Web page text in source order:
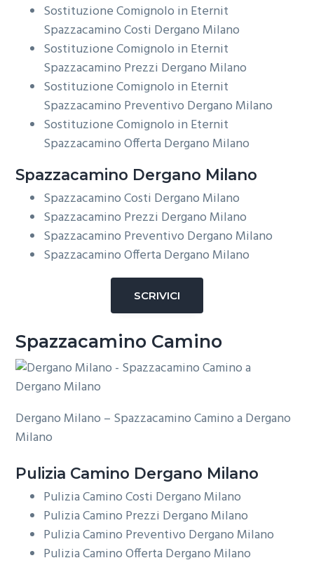
Sostituzione Comignolo in Eternit
Spazzacamino Costi Dergano Milano
Sostituzione Comignolo in Eternit
Spazzacamino Prezzi Dergano Milano
Sostituzione Comignolo in Eternit
Spazzacamino Preventivo Dergano Milano
Sostituzione Comignolo in Eternit
Spazzacamino Offerta Dergano Milano
Spazzacamino Dergano Milano
Spazzacamino Costi Dergano Milano
Spazzacamino Prezzi Dergano Milano
Spazzacamino Preventivo Dergano Milano
Spazzacamino Offerta Dergano Milano
SCRIVICI
Spazzacamino Camino
Dergano Milano – Spazzacamino Camino a Dergano
Milano
Pulizia Camino Dergano Milano
Pulizia Camino Costi Dergano Milano
Pulizia Camino Prezzi Dergano Milano
Pulizia Camino Preventivo Dergano Milano
Pulizia Camino Offerta Dergano Milano